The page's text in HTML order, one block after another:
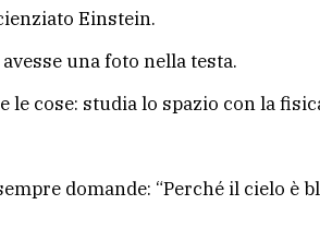
Einstein.
una foto nella testa.
cose: studia lo spazio con la
domande: “Perché il cielo è